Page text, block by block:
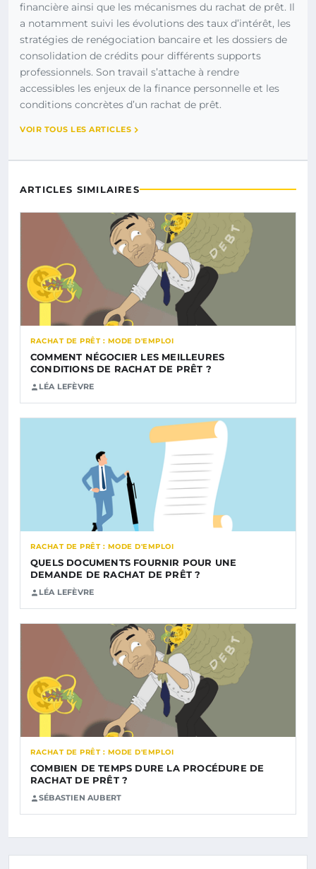
financière ainsi que les mécanismes du rachat de prêt. Il
a notamment suivi les évolutions des taux d’intérêt, les
stratégies de renégociation bancaire et les dossiers de
consolidation de crédits pour différents supports
professionnels. Son travail s’attache à rendre
accessibles les enjeux de la finance personnelle et les
conditions concrètes d’un rachat de prêt.
VOIR TOUS LES ARTICLES
ARTICLES SIMILAIRES
RACHAT DE PRÊT : MODE D'EMPLOI
COMMENT NÉGOCIER LES MEILLEURES
CONDITIONS DE RACHAT DE PRÊT ?
LÉA LEFÈVRE
RACHAT DE PRÊT : MODE D'EMPLOI
QUELS DOCUMENTS FOURNIR POUR UNE
DEMANDE DE RACHAT DE PRÊT ?
LÉA LEFÈVRE
RACHAT DE PRÊT : MODE D'EMPLOI
COMBIEN DE TEMPS DURE LA PROCÉDURE DE
RACHAT DE PRÊT ?
SÉBASTIEN AUBERT